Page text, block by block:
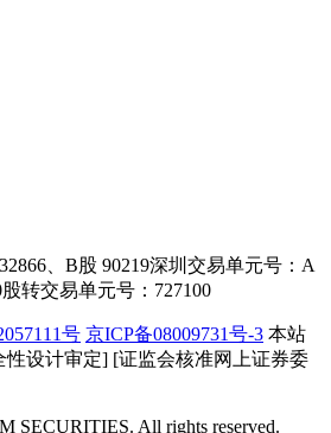
、B股 90219深圳交易单元号：A
股转交易单元号：727100
号 京ICP备08009731号-3 本站
性设计审定] [证监会核准网上证券委
SECURITIES. All rights reserved.